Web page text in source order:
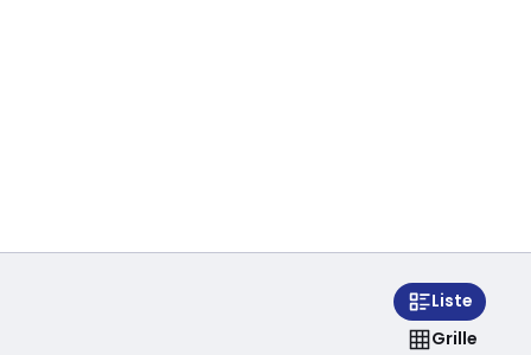
Liste
Grille